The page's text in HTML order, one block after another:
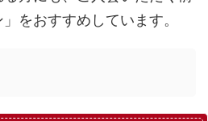
をおすすめしています。